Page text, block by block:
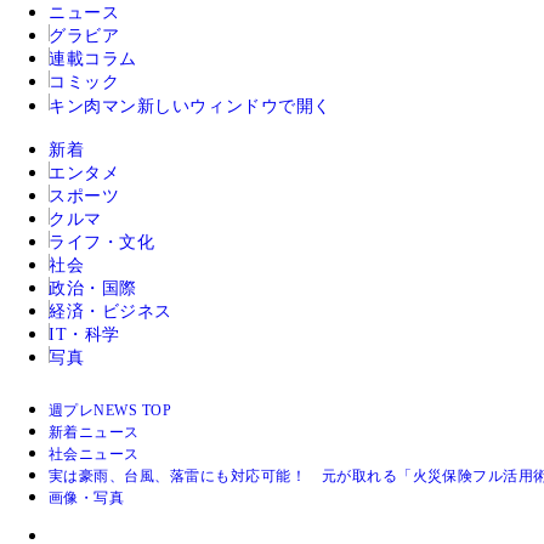
ニュース
グラビア
連載コラム
コミック
キン肉マン 新しいウィンドウで開く
新着
エンタメ
スポーツ
クルマ
ライフ・文化
社会
政治・国際
経済・ビジネス
IT・科学
写真
週プレNEWS TOP
新着ニュース
社会ニュース
実は豪雨、台風、落雷にも対応可能！ 元が取れる「火災保険フル活用術
画像・写真